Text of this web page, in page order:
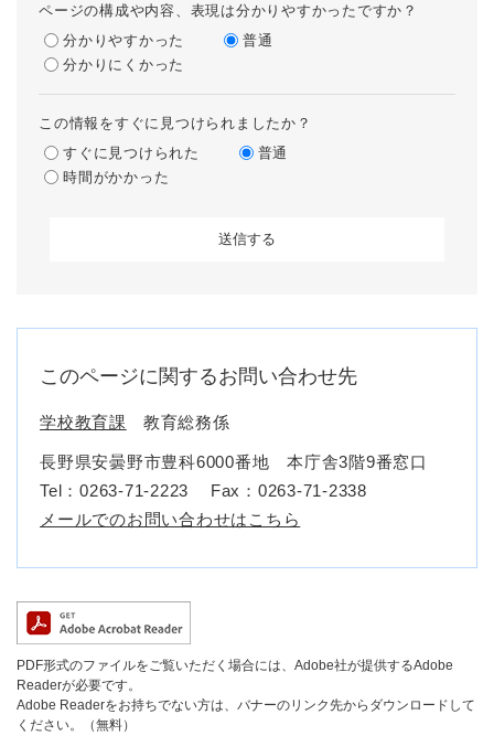
ページの構成や内容、表現は分かりやすかったですか？
分かりやすかった
普通
分かりにくかった
この情報をすぐに見つけられましたか？
すぐに見つけられた
普通
時間がかかった
このページに関するお問い合わせ先
学校教育課 教育総務係
長野県安曇野市豊科6000番地 本庁舎3階9番窓口
Tel：0263-71-2223
Fax：0263-71-2338
メールでのお問い合わせはこちら
PDF形式のファイルをご覧いただく場合には、Adobe社が提供するAdobe
Readerが必要です。
Adobe Readerをお持ちでない方は、バナーのリンク先からダウンロードして
ください。（無料）